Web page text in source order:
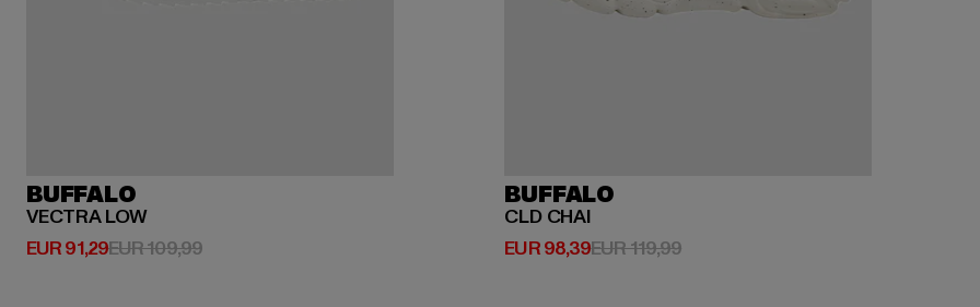
BUFFALO
VECTRA LOW
EUR 91,29
Huidige prijs: EUR 91,29
EUR 109,99Actieprijs: EUR 109,99
BUFFALO
CLD CHAI
EUR 98,39
Huidige prijs: EUR 98,39
EUR 119,99Actieprijs: EUR 119,99